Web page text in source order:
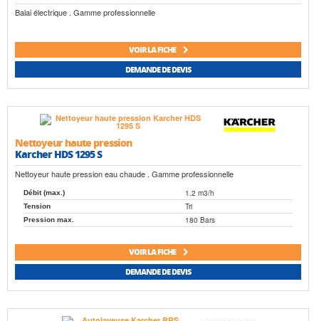
Balai électrique . Gamme professionnelle
VOIR LA FICHE
DEMANDE DE DEVIS
Nettoyeur haute pression
Karcher HDS 1295 S
Nettoyeur haute pression eau chaude . Gamme professionnelle
Débit (max.) 1.2 m3/h
Tension Tri
Pression max. 180 Bars
VOIR LA FICHE
DEMANDE DE DEVIS